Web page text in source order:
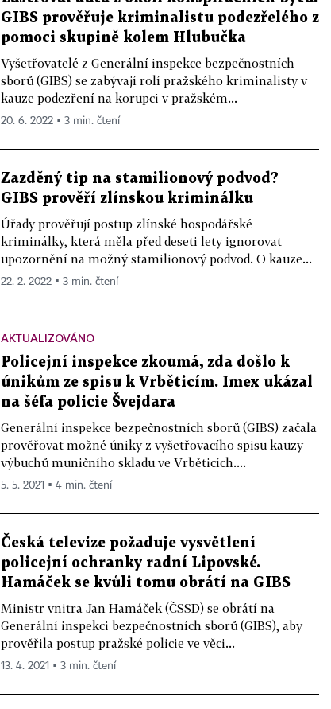
GIBS prověřuje kriminalistu podezřelého z
pomoci skupině kolem Hlubučka
Vyšetřovatelé z Generální inspekce bezpečnostních
sborů (GIBS) se zabývají rolí pražského kriminalisty v
kauze podezření na korupci v pražském...
20. 6. 2022 ▪ 3 min. čtení
Zazděný tip na stamilionový podvod?
GIBS prověří zlínskou kriminálku
Úřady prověřují postup zlínské hospodářské
kriminálky, která měla před deseti lety ignorovat
upozornění na možný stamilionový podvod. O kauze...
22. 2. 2022 ▪ 3 min. čtení
AKTUALIZOVÁNO
Policejní inspekce zkoumá, zda došlo k
únikům ze spisu k Vrběticím. Imex ukázal
na šéfa policie Švejdara
Generální inspekce bezpečnostních sborů (GIBS) začala
prověřovat možné úniky z vyšetřovacího spisu kauzy
výbuchů muničního skladu ve Vrběticích....
5. 5. 2021 ▪ 4 min. čtení
Česká televize požaduje vysvětlení
policejní ochranky radní Lipovské.
Hamáček se kvůli tomu obrátí na GIBS
Ministr vnitra Jan Hamáček (ČSSD) se obrátí na
Generální inspekci bezpečnostních sborů (GIBS), aby
prověřila postup pražské policie ve věci...
13. 4. 2021 ▪ 3 min. čtení